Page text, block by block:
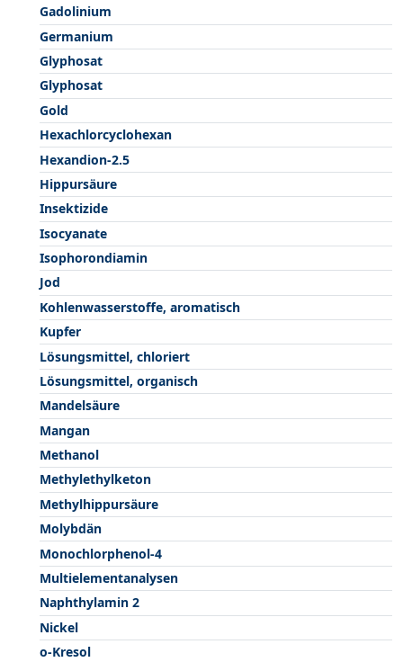
Gadolinium
Germanium
Glyphosat
Glyphosat
Gold
Hexachlorcyclohexan
Hexandion-2.5
Hippursäure
Insektizide
Isocyanate
Isophorondiamin
Jod
Kohlenwasserstoffe, aromatisch
Kupfer
Lösungsmittel, chloriert
Lösungsmittel, organisch
Mandelsäure
Mangan
Methanol
Methylethylketon
Methylhippursäure
Molybdän
Monochlorphenol-4
Multielementanalysen
Naphthylamin 2
Nickel
o-Kresol